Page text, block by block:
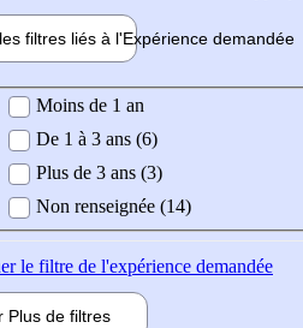
filtres liés à l'Expérience demandée
demandée
Moins de 1 an
De 1 à 3 ans (6)
Plus de 3 ans (3)
Non renseignée (14)
le filtre de l'expérience demandée
Plus de filtres